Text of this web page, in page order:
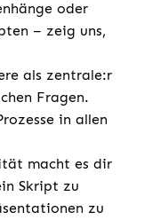
oder
– zeig uns,
als zentrale:r
Fragen.
in allen
macht es dir
Skript zu
zu